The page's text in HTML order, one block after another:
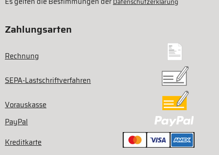
Zahlungsarten
Rechnung
SEPA-Lastschriftverfahren
Vorauskasse
PayPal
Kreditkarte